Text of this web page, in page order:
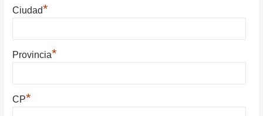
Ciudad*
Provincia*
CP*